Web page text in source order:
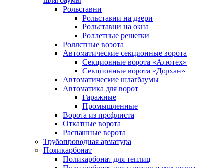
Рольставни
Рольставни на двери
Рольставни на окна
Роллетные решетки
Роллетные ворота
Автоматические секционные ворота
Секционные ворота «Алютех»
Секционные ворота «Дорхан»
Автоматические шлагбаумы
Автоматика для ворот
Гаражные
Промышленные
Ворота из профлиста
Откатные ворота
Распашные ворота
Трубопроводная арматура
Поликарбонат
Поликарбонат для теплиц